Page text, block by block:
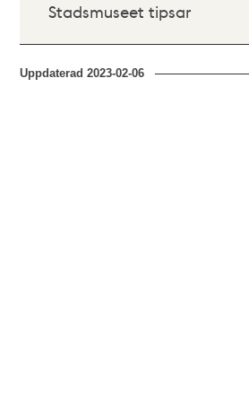
Stadsmuseet tipsar
Uppdaterad2023-02-06